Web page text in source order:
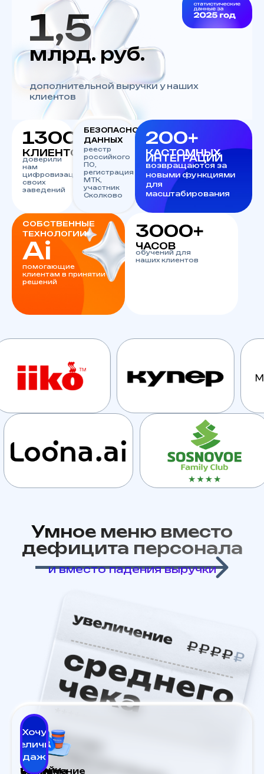
1,5
млрд. руб.
дополнительной выручки у наших
клиентов
1300+
КЛИЕНТОВ
доверили
нам
цифровизацию
своих
заведений
БЕЗОПАСНОСТЬ
ДАННЫХ
реестр
российкого
ПО,
регистрация
МТК,
участник
Сколково
200+
КАСТОМНЫХ
ИНТЕГРАЦИЙ
возвращаются за
новыми функциями
для
масштабирования
СОБСТВЕННЫЕ
ТЕХНОЛОГИИ
Ai
помогающие
клиентам в принятии
решений
3000+
ЧАСОВ
обучений для
наших клиентов
Умное меню вместо
дефицита персонала
и вместо падения выручки
Увеличение
Заказ
Система
Онлайн-
Хочу
увеличить
продажи ⟶